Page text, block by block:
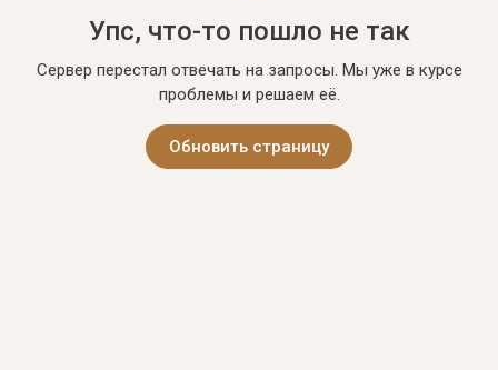
Упс, что-то пошло не так
Сервер перестал отвечать на запросы. Мы уже в курсе
проблемы и решаем её.
Обновить страницу